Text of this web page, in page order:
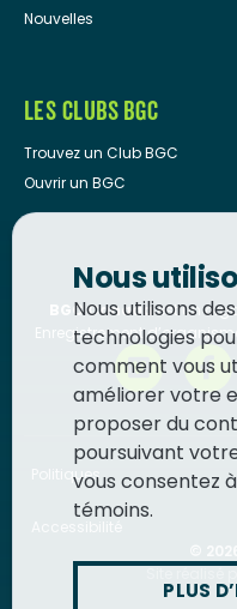
Nouvelles
LES CLUBS BGC
Trouvez un Club BGC
Ouvrir un BGC
BGC Canadaest un
Enregistrement
Politiques
Nous
Nous utilisons
technologies
comment vous
améliorer votre
proposer du
poursuivant
vous consentez
témoins.
PLUS